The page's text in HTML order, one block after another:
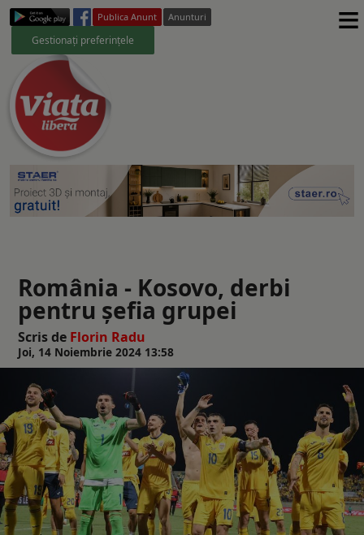
Publica Anunt Anunturi
Gestionați preferințele ≡
România - Kosovo, derbi
pentru șefia grupei
Scris de Florin Radu
Joi, 14 Noiembrie 2024 13:58